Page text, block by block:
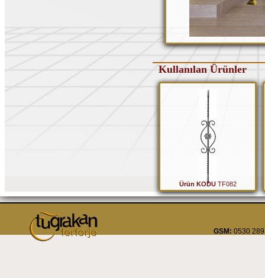
Kullanılan Ürünler
Ürün KODU TF082
GSM: 0530